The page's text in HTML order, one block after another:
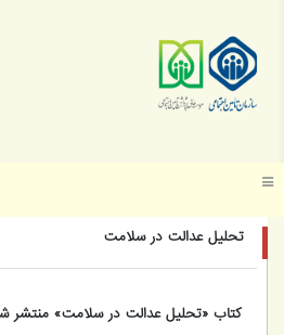
موسسه عالی پژوهش تأمین اجتماعی
تحلیل عدالت در سلامت
کتاب «تحلیل عدالت در سلامت» منتشر شد